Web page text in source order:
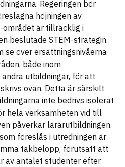
Regeringen bör
höjningen av
området är tillräcklig i
beslutade STEM-strategin.
se över ersättningsnivåerna
både inom
utbildningar, för att
ovan. Detta är särskilt
inte bedrivs isolerat
hela verksamheten vid till
påverkar lärarutbildningen.
föreslås i utredningen är
takbelopp, förutsatt att
av antalet studenter efter